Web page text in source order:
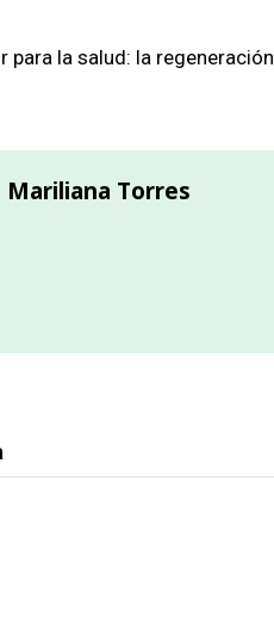
para la salud: la regeneración
Mariliana Torres